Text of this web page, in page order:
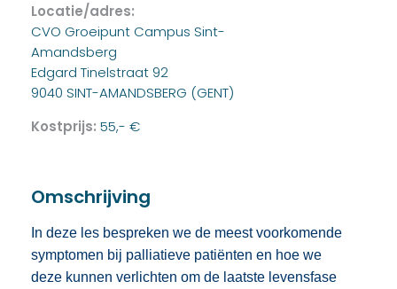
Locatie/adres:
CVO Groeipunt Campus Sint-
Amandsberg
Edgard Tinelstraat 92
9040 SINT-AMANDSBERG (GENT)
Kostprijs: 55,- €
Omschrijving
In deze les bespreken we de meest voorkomende
symptomen bij palliatieve patiënten en hoe we
deze kunnen verlichten om de laatste levensfase